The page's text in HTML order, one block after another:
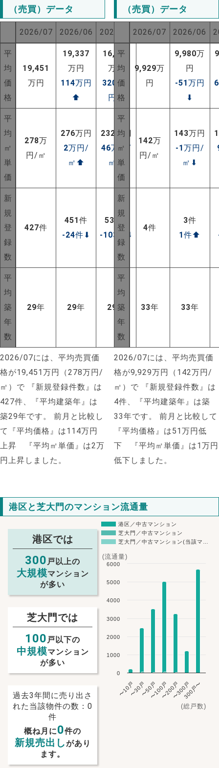
NEW!
NEW!
（売買）データ
2026/07 2026/06 2025/07
平
均
価
格
19,451
万円
19,337
万円
114万円
⬆
16,250
万円
3201万
円 ⬆
平
均
㎡
単
価
278万
円/㎡
276万円
2万円/
㎡ ⬆
232 万円
46万円/
㎡ ⬆
新
規
登
録
数
427件
451件
-24件 ⬇
530 件
-103
⬇
平
均
築
年
数
29年 29年 29 年
2026/07には、平均売買価
格が19,451万円（278万円/
㎡）で 『新規登録件数』は
427件、『平均建築年』は
築29年です。
前月と比較し
て『平均価格』は114万円
上昇 『平均㎡単価』は2万
円上昇しました。
（売買）データ
2026/07 2026/06
平
均
価
格
9,929万
円
9,980万
円
-51万円
⬇
平
均
㎡
単
価
142万
円/㎡
143万円
-1万円/
㎡ ⬇
新
規
登
録
数
4件
3件
1件⬆
平
均
築
年
数
33年 33年
2026/07には、平均売買価
格が9,929万円（142万円/
㎡）で 『新規登録件数』は
4件、『平均建築年』は築
33年です。
前月と比較して
『平均価格』は51万円低
下 『平均㎡単価』は1万円
低下しました。
港区と芝大門のマンション流通量
港区では
300 戸以上の
大規模マンション
が多い
芝大門では
100 戸以下の
中規模マンション
が多い
過去3年間に売り出さ
れた当該物件の数：0
件
概ね月に0件の
新規売出しがあり
ます。
(総戸数)
(流通量)
港区／中古マンション
芝大門／中古マンション
芝大門／中古マンション(当該マ…
〜10戸〜30戸〜50戸〜100戸〜200戸〜300戸300戸〜
0
1000
2000
3000
4000
5000
6000